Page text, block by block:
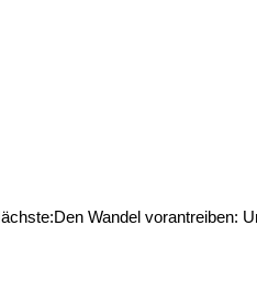
Den Wandel vorantreiben: Unternehmensrollen